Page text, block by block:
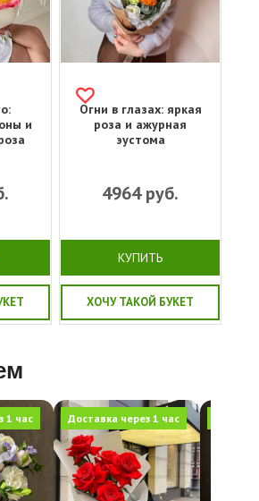
и
Огни в глазах: яркая
роза и ажурная
эустома
4964руб.
КУПИТЬ
ХОЧУ ТАКОЙ БУКЕТ
1 час Доставка через 1 час